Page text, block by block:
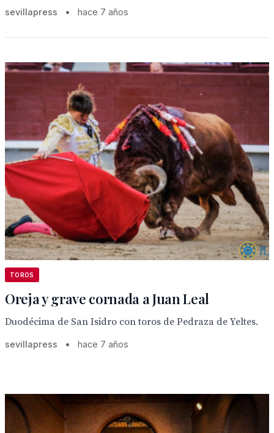
sevillapress • hace 7 años
TOROS
Oreja y grave cornada a Juan Leal
Duodécima de San Isidro con toros de Pedraza de Yeltes.
sevillapress • hace 7 años